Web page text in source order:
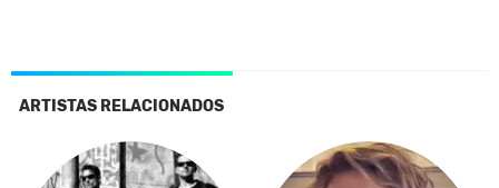
ARTISTAS RELACIONADOS